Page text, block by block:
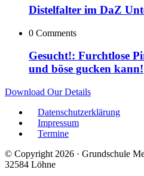
Distelfalter im DaZ
0 Comments
Gesucht!: Furchtlose
und böse gucken kann!
Download Our Details
Datenschutzerklärung
Impressum
Termine
© Copyright 2026 · Grundschule
32584 Löhne